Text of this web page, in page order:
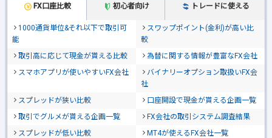
FX口座比較 初心者向け トレードに使える
1000通貨単位&それ以下で取引可
能
スワップポイント(金利)が高い比
較
取引高に応じて現金が貰える比較
為替に関する情報が豊富なFX会社
スマホアプリが使いやすいFX会社
バイナリーオプション取扱いFX会
社
スプレッドが狭い比較
口座開設で現金が貰える企画一覧
取引でグルメが貰える企画一覧
FX会社の取引システム調査結果
スプレッドが低い比較
MT4が使えるFX会社一覧